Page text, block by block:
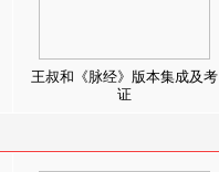
王叔和《脉经》版本集成及考
证